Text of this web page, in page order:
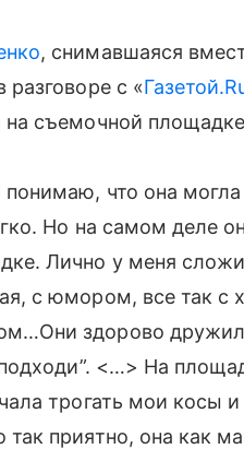
, снимавшаяся
разговоре с «
на съемочной
что она
Но на самом деле
Лично у меня
с юмором, все так с
здорово
<…> На
трогать мои косы
приятно, она как